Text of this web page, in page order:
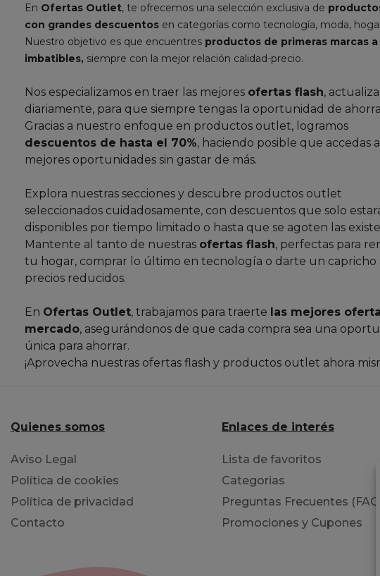
En Ofertas Outlet, te ofrecemos una selección exclusiva de
con grandes descuentos en categorías como tecnología, moda,
Nuestro objetivo es que encuentres productos de primeras marcas
imbatibles, siempre con la mejor relación calidad-precio.
Nos especializamos en traer las mejores ofertas flash,
diariamente, para que siempre tengas la oportunidad de
Gracias a nuestro enfoque en productos outlet, logramos
descuentos de hasta el 70%, haciendo posible que accedas
mejores oportunidades sin gastar de más.
Explora nuestras secciones y descubre productos outlet
seleccionados cuidadosamente, con descuentos que solo
disponibles por tiempo limitado o hasta que se agoten las
Mantente al tanto de nuestras ofertas flash, perfectas para
tu hogar, comprar lo último en tecnología o darte un capricho
precios reducidos.
En Ofertas Outlet, trabajamos para traerte las mejores
mercado, asegurándonos de que cada compra sea una
única para ahorrar.
¡Aprovecha nuestras ofertas flash y productos outlet ahora
Quienes somos
Aviso Legal
Política de cookies
Política de privacidad
Contacto
Enlaces de interés
Lista de favoritos
Categorias
Preguntas Frecuentes (FAQ)
Promociones y Cupones